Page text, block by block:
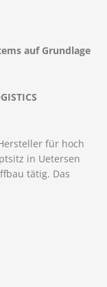
auf Grundlage
für hoch
in Uetersen
tätig. Das